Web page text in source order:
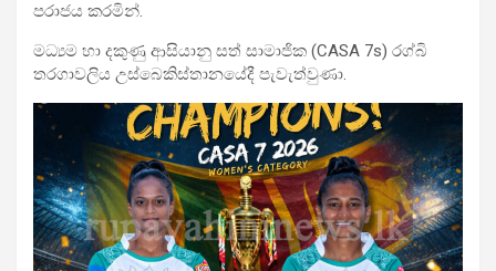
පරාජය කරමින්.
මධ්‍යම හා දකුණු ආසියානු සත් සාමාජික (CASA 7s) රග්බි
තරගාවලිය උස්බෙකිස්තානයේදී පැවැත්වුණා.